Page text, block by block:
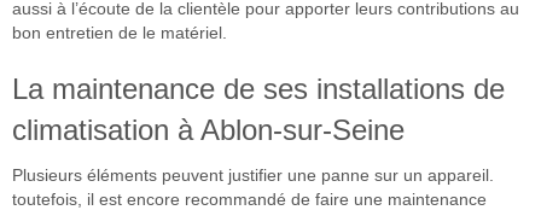
aussi à l’écoute de la clientèle pour apporter leurs contributions au
bon entretien de le matériel.
La maintenance de ses installations de
climatisation à Ablon-sur-Seine
Plusieurs éléments peuvent justifier une panne sur un appareil.
toutefois, il est encore recommandé de faire une maintenance